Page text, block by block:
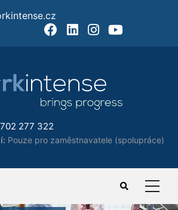
FacebookLinkedInInstagram
277 322
Pouze pro zaměstnavatele (spolupráce)